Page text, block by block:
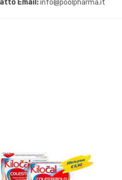
Email:info@poolpharma.it